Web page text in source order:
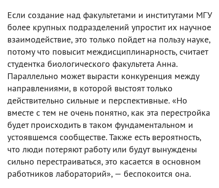
Если создание над факультетами и институтами МГУ
более крупных подразделений упростит их научное
взаимодействие, это только пойдет на пользу науке,
потому что повысит междисциплинарность, считает
студентка биологического факультета Анна.
Параллельно может вырасти конкуренция между
направлениями, в которой выстоят только
действительно сильные и перспективные. «Но
вместе с тем не очень понятно, как эта перестройка
будет происходить в таком фундаментальном и
устоявшемся сообществе. Также есть вероятность,
что люди потеряют работу или будут вынуждены
сильно перестраиваться, это касается в основном
работников лабораторий», — беспокоится она.